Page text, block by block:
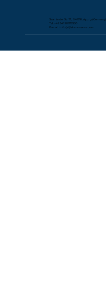
Saarländer Str. 17, 04179 Leipzig (Germany)
Tel: +49 341 98972950
E-mail: info(at)lehmosense.com